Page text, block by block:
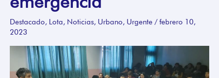
Destacado, Lota, Noticias, Urbano, Urgente / febrero 10,
2023
Lota
conocieron
trabajo
realizado
la